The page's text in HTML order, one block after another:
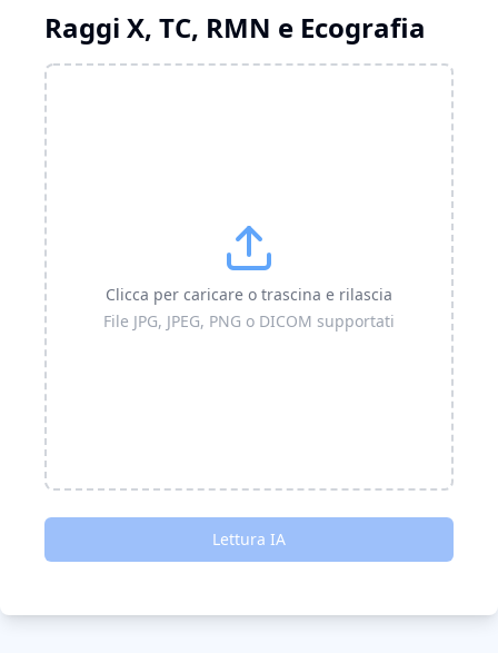
Raggi X, TC, RMN e Ecografia
Clicca per caricare o trascina e rilascia
File JPG, JPEG, PNG o DICOM supportati
Lettura IA